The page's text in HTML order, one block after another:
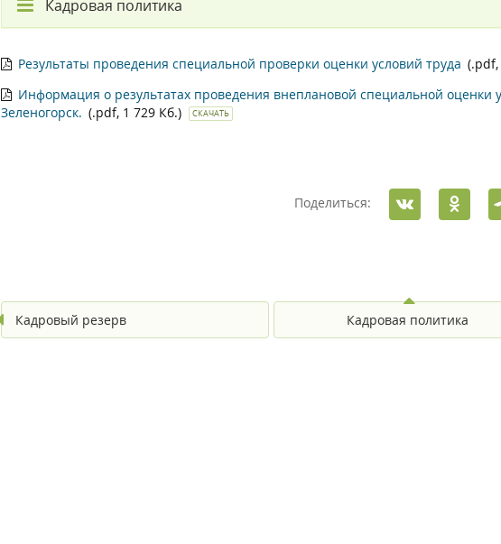
Кадровая политика
Результаты проведения специальной проверки оценки условий труда (.pdf,
Информация о результатах проведения внеплановой специальной оценки
Зеленогорск. (.pdf, 1 729 Кб.) СКАЧАТЬ
Поделиться:
Кадровый резерв Кадровая политика